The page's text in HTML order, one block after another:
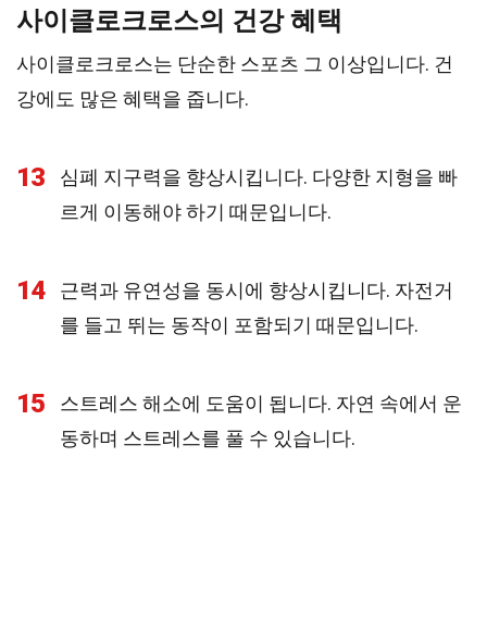
사이클로크로스의 건강 혜택
사이클로크로스는 단순한 스포츠 그 이상입니다. 건
강에도 많은 혜택을 줍니다.
13
심폐 지구력을 향상시킵니다. 다양한 지형을 빠
르게 이동해야 하기 때문입니다.
14
근력과 유연성을 동시에 향상시킵니다. 자전거
를 들고 뛰는 동작이 포함되기 때문입니다.
15
스트레스 해소에 도움이 됩니다. 자연 속에서 운
동하며 스트레스를 풀 수 있습니다.